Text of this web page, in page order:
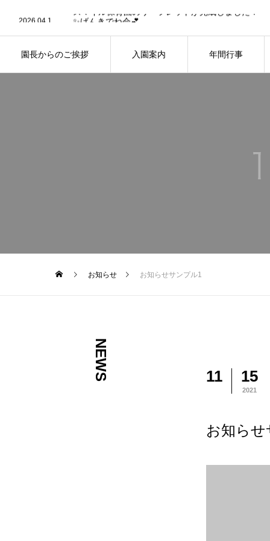
園長からのご挨拶 入園案内 年間行事
2026.04.1 ✨げんきでね会💕
2026.03.13 🌻お外でお弁当🌷
2026.02.6 👹今年も鬼が来た！！👹
お知らせ お知らせサンプル1
NEWS 11 15
2021
お知ら